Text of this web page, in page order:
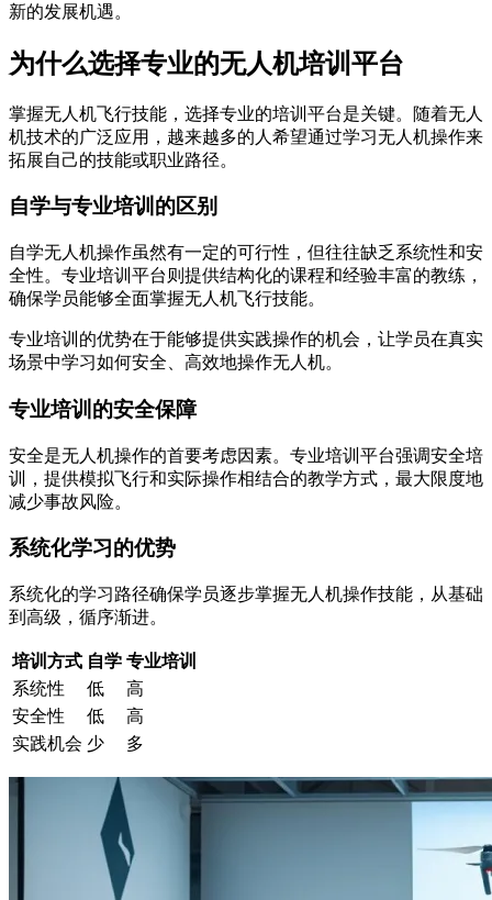
新的发展机遇。
为什么选择专业的无人机培训平台
掌握无人机飞行技能，选择专业的培训平台是关键。随着无人
机技术的广泛应用，越来越多的人希望通过学习无人机操作来
拓展自己的技能或职业路径。
自学与专业培训的区别
自学无人机操作虽然有一定的可行性，但往往缺乏系统性和安
全性。专业培训平台则提供结构化的课程和经验丰富的教练，
确保学员能够全面掌握无人机飞行技能。
专业培训的优势在于能够提供实践操作的机会，让学员在真实
场景中学习如何安全、高效地操作无人机。
专业培训的安全保障
安全是无人机操作的首要考虑因素。专业培训平台强调安全培
训，提供模拟飞行和实际操作相结合的教学方式，最大限度地
减少事故风险。
系统化学习的优势
系统化的学习路径确保学员逐步掌握无人机操作技能，从基础
到高级，循序渐进。
培训方式 自学 专业培训
系统性
低
高
安全性
低
高
实践机会 少 多